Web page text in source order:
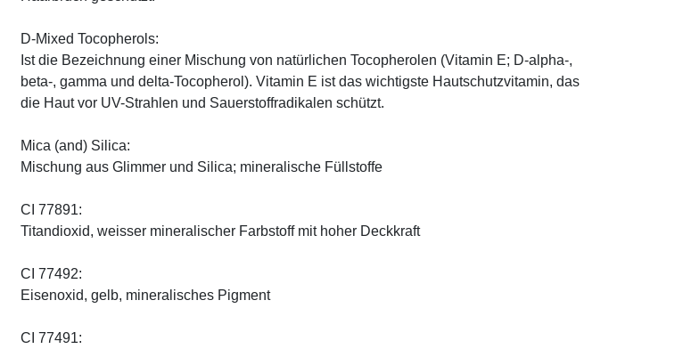
D-Mixed Tocopherols:
Ist die Bezeichnung einer Mischung von natürlichen Tocopherolen (Vitamin E; D-alpha-,
beta-, gamma und delta-Tocopherol). Vitamin E ist das wichtigste Hautschutzvitamin, das
die Haut vor UV-Strahlen und Sauerstoffradikalen schützt.
Mica (and) Silica:
Mischung aus Glimmer und Silica; mineralische Füllstoffe
CI 77891:
Titandioxid, weisser mineralischer Farbstoff mit hoher Deckkraft
CI 77492:
Eisenoxid, gelb, mineralisches Pigment
CI 77491: